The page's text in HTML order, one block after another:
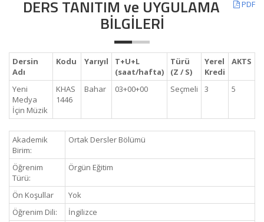
PDF
DERS TANITIM ve UYGULAMA
BİLGİLERİ
Dersin
Adı
Kodu Yarıyıl
T+U+L
(saat/hafta)
Türü
(Z / S)
Yerel
Kredi
AKTS
Yeni
Medya
İçin Müzik
KHAS
1446
Bahar 03+00+00 Seçmeli 3 5
Akademik
Birim:
Ortak Dersler Bölümü
Öğrenim
Türü:
Örgün Eğitim
Ön Koşullar
Yok
Öğrenim Dili:
İngilizce